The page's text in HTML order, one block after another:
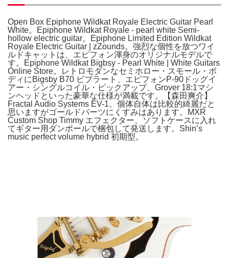
Open Box Epiphone Wildkat Royale Electric Guitar Pearl
White。Epiphone Wildkat Royale - pearl white Semi-
hollow electric guitar。Epiphone Limited Edition Wildkat
Royale Electric Guitar | zZounds。強烈な個性を放つワイ
ルドキャットは、エピフォン渾身のオリジナルモデルで
す。Epiphone Wildkat Bigbsy - Pearl White | White Guitars
Online Store。レトロモダンなセミホロー・スモール・ボ
ディにBigsby B70 ビブラート、エピフォンP-90ドッグイ
アー・シングルコイル・ピックアップ、Grover 18:1マシ
ンヘッドといった豪華な仕様が満載です。【森田爽介】
Fractal Audio Systems EV-1。個体自体は比較的綺麗だと
思いますがゴールドパーツにくすみはあります。MXR
Custom Shop Timmy エフェクター。ソフトケースに入れ
てギター用ダンボールで梱包して発送します。Shin’s
music perfect volume hybrid 初期型。